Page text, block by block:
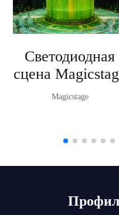
Светодиодная
сцена
Magicstage